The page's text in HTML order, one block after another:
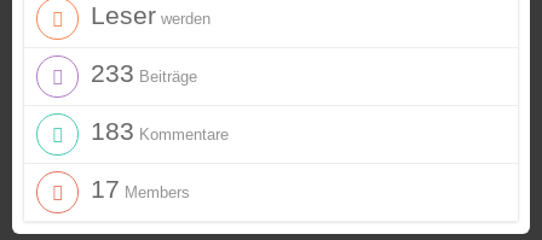
Leser werden
233 Beiträge
183 Kommentare
17 Members